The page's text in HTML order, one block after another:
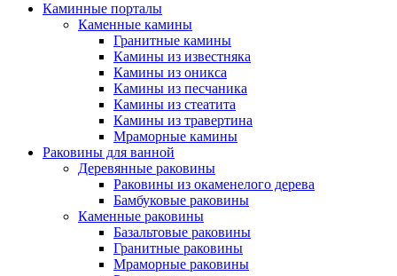
Каминные порталы
Каменные камины
Гранитные камины
Камины из известняка
Камины из оникса
Камины из песчаника
Камины из стеатита
Камины из травертина
Мраморные камины
Раковины для ванной
Деревянные раковины
Раковины из окаменелого дерева
Бамбуковые раковины
Каменные раковины
Базальтовые раковины
Гранитные раковины
Мраморные раковины